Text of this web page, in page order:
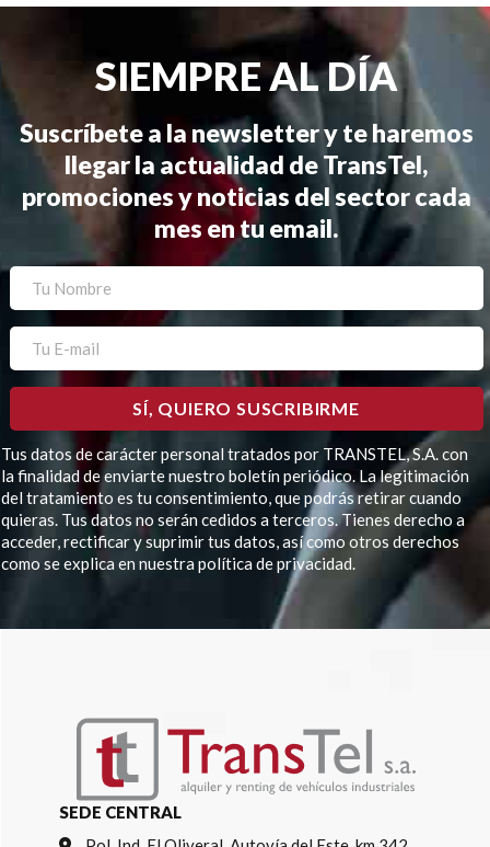
SIEMPRE AL DÍA
Suscríbete a la newsletter y te haremos
llegar la actualidad de TransTel,
promociones y noticias del sector cada
mes en tu email.
Tus datos de carácter personal tratados por TRANSTEL, S.A. con
la finalidad de enviarte nuestro boletín periódico. La legitimación
del tratamiento es tu consentimiento, que podrás retirar cuando
quieras. Tus datos no serán cedidos a terceros. Tienes derecho a
acceder, rectificar y suprimir tus datos, así como otros derechos
como se explica en nuestra política de privacidad.
SEDE CENTRAL